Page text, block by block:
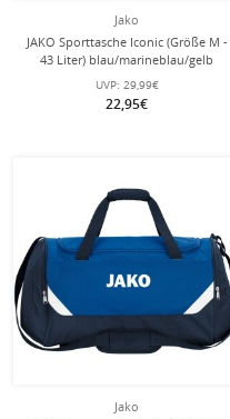
Jako
JAKO Sporttasche Iconic (Größe M -
43 Liter) blau/marineblau/gelb
UVP: 29,99€
22,95€
Jako